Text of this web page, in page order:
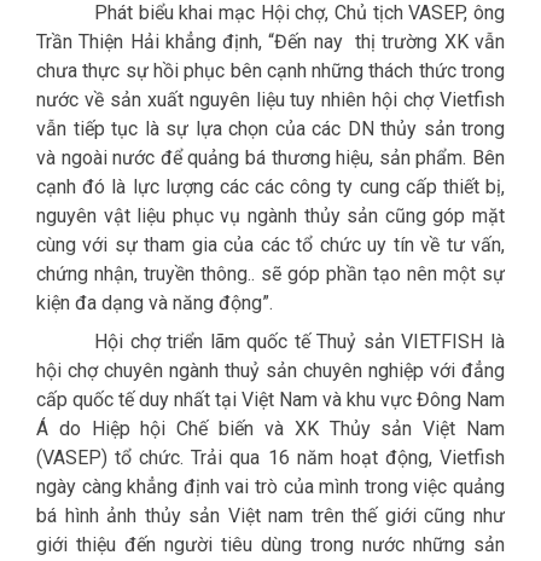
Phát biểu khai mạc Hội chợ, Chủ tịch VASEP, ông
Trần Thiện Hải khẳng định, “Đến nay thị trường XK vẫn
chưa thực sự hồi phục bên cạnh những thách thức trong
nước về sản xuất nguyên liệu tuy nhiên hội chợ Vietfish
vẫn tiếp tục là sự lựa chọn của các DN thủy sản trong
và ngoài nước để quảng bá thương hiệu, sản phẩm. Bên
cạnh đó là lực lượng các các công ty cung cấp thiết bị,
nguyên vật liệu phục vụ ngành thủy sản cũng góp mặt
cùng với sự tham gia của các tổ chức uy tín về tư vấn,
chứng nhận, truyền thông.. sẽ góp phần tạo nên một sự
kiện đa dạng và năng động”.
Hội chợ triển lãm quốc tế Thuỷ sản VIETFISH là
hội chợ chuyên ngành thuỷ sản chuyên nghiệp với đẳng
cấp quốc tế duy nhất tại Việt Nam và khu vực Đông Nam
Á do Hiệp hội Chế biến và XK Thủy sản Việt Nam
(VASEP) tổ chức.Trải qua 16 năm hoạt động, Vietfish
ngày càng khẳng định vai trò của mình trong việc quảng
bá hình ảnh thủy sản Việt nam trên thế giới cũng như
giới thiệu đến người tiêu dùng trong nước những sản